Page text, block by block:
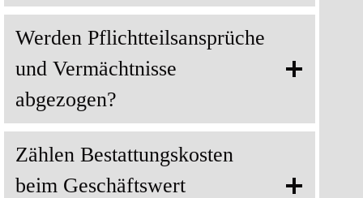
Werden Pflichtteilsansprüche
und Vermächtnisse
abgezogen?
Zählen Bestattungskosten
beim Geschäftswert